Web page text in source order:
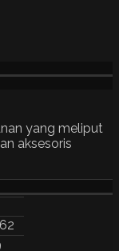
yang meliput
aksesoris